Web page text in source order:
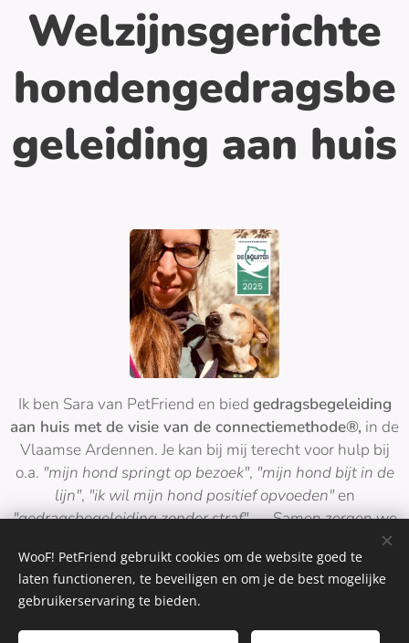
Welzijnsgerichte
hondengedragsbe
geleiding aan huis
Ik ben Sara van PetFriend en bied gedragsbegeleiding
aan huis met de visie van de connectiemethode®, in de
Vlaamse Ardennen. Je kan bij mij terecht voor hulp bij
o.a. "mijn hond springt op bezoek", "mijn hond bijt in de
lijn", "ik wil mijn hond positief opvoeden"en
"gedragsbegeleiding zonder straf", …. Samen zorgen we
©2026 PetFriend
WooF! PetFriend gebruikt cookies om de website goed te
laten functioneren, te beveiligen en om je de best mogelijke
gebruikerservaring te bieden.